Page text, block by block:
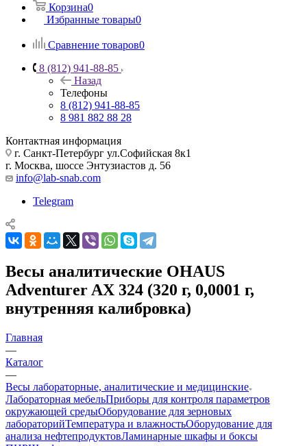
Корзина0
Избранные товары0
Сравнение товаров0
8 (812) 941-88-85
Назад
Телефоны
8 (812) 941-88-85
8 981 882 88 28
Контактная информация
г. Санкт-Петербург ул.Софийская 8к1
г. Москва, шоссе Энтузиастов д. 56
info@lab-snab.com
Telegram
Весы аналитические OHAUS
Adventurer AX 324 (320 г, 0,0001 г,
внутренняя калибровка)
Главная
—
Каталог
—
Весы лабораторные, аналитические и медицинские
Лабораторная мебельПриборы для контроля параметров
окружающей средыОборудование для зерновых
лабораторийТемпература и влажностьОборудование для
анализа нефтепродуктовЛаминарные шкафы и боксы